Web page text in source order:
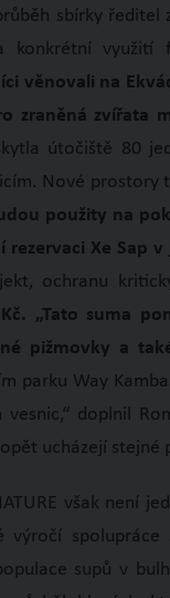
sbírky ředitel
konkrétní využití
věnovali na
zraněná zvířata
útočiště 80
Nové prostory
použity na
rezervaci Xe Sap v
ochranu
„Tato suma
pižmovky a
parku Way
vesnic,“ doplnil
ucházejí stejné
však není
výročí
supů v